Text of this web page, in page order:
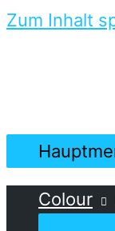
Zum Inhalt
Colour